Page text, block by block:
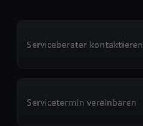
Serviceberater kontaktieren
Servicetermin vereinbaren